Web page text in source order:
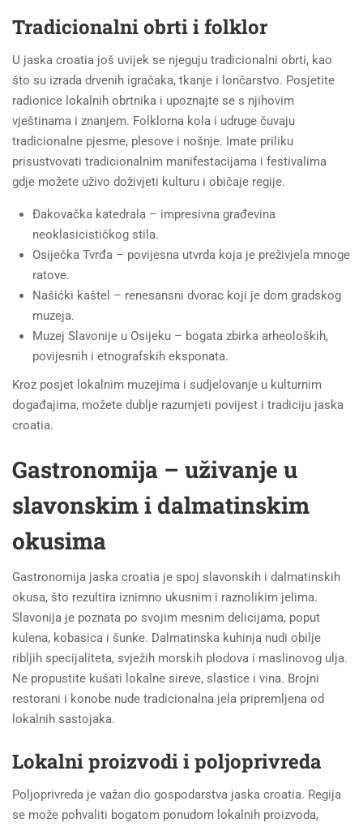
Tradicionalni obrti i folklor
U jaska croatia još uvijek se njeguju tradicionalni obrti, kao
što su izrada drvenih igračaka, tkanje i lončarstvo. Posjetite
radionice lokalnih obrtnika i upoznajte se s njihovim
vještinama i znanjem. Folklorna kola i udruge čuvaju
tradicionalne pjesme, plesove i nošnje. Imate priliku
prisustvovati tradicionalnim manifestacijama i festivalima
gdje možete uživo doživjeti kulturu i običaje regije.
Đakovačka katedrala – impresivna građevina
neoklasicističkog stila.
Osiječka Tvrđa – povijesna utvrda koja je preživjela mnoge
ratove.
Našićki kaštel – renesansni dvorac koji je dom gradskog
muzeja.
Muzej Slavonije u Osijeku – bogata zbirka arheoloških,
povijesnih i etnografskih eksponata.
Kroz posjet lokalnim muzejima i sudjelovanje u kulturnim
događajima, možete dublje razumjeti povijest i tradiciju jaska
croatia.
Gastronomija – uživanje u
slavonskim i dalmatinskim
okusima
Gastronomija jaska croatia je spoj slavonskih i dalmatinskih
okusa, što rezultira iznimno ukusnim i raznolikim jelima.
Slavonija je poznata po svojim mesnim delicijama, poput
kulena, kobasica i šunke. Dalmatinska kuhinja nudi obilje
ribljih specijaliteta, svježih morskih plodova i maslinovog ulja.
Ne propustite kušati lokalne sireve, slastice i vina. Brojni
restorani i konobe nude tradicionalna jela pripremljena od
lokalnih sastojaka.
Lokalni proizvodi i poljoprivreda
Poljoprivreda je važan dio gospodarstva jaska croatia. Regija
se može pohvaliti bogatom ponudom lokalnih proizvoda,